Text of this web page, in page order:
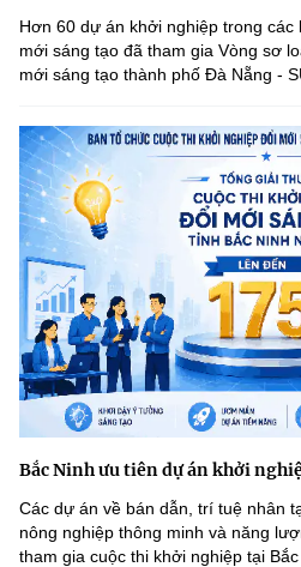
Hơn 60 dự án khởi nghiệp trong
mới sáng tạo đã tham gia Vòng sơ
mới sáng tạo thành phố Đà Nẵng -
Bắc Ninh ưu tiên dự án khởi
Các dự án về bán dẫn, trí tuệ nhân
nông nghiệp thông minh và năng
tham gia cuộc thi khởi nghiệp tại Bắc